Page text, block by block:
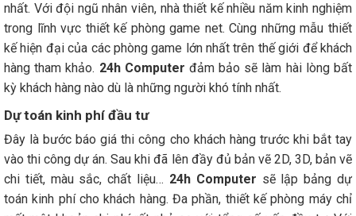
nhất. Với đội ngũ nhân viên, nhà thiết kế nhiều năm kinh nghiệm
trong lĩnh vực thiết kế phòng game net. Cùng những mẫu thiết
kế hiện đại của các phòng game lớn nhất trên thế giới để khách
hàng tham khảo. 24h Computer đảm bảo sẽ làm hài lòng bất
kỳ khách hàng nào dù là những người khó tính nhất.
Dự toán kinh phí đầu tư
Đây là bước báo giá thi công cho khách hàng trước khi bắt tay
vào thi công dự án. Sau khi đã lên đầy đủ bản vẽ 2D, 3D, bản vẽ
chi tiết, màu sắc, chất liệu… 24h Computer sẽ lập bảng dự
toán kinh phí cho khách hàng. Đa phần, thiết kế phòng máy chỉ